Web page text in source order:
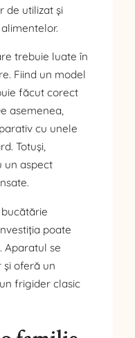
de utilizat și
trebuie luate în
Fiind un model
făcut corect
asemenea,
cu unele
Totuși,
un aspect
poate
Aparatul se
și oferă un
frigider clasic